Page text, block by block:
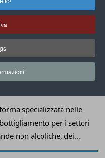
specializzata nelle
per i settori
non alcoliche, dei
lancia una